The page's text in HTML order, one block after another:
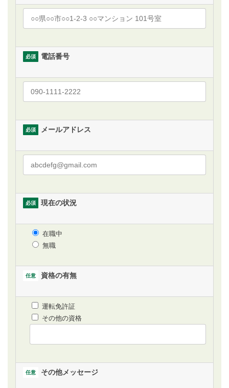
必須 電話番号
必須 メールアドレス
必須 現在の状況
在職中
無職
任意 資格の有無
運転免許証
その他の資格
任意 その他メッセージ